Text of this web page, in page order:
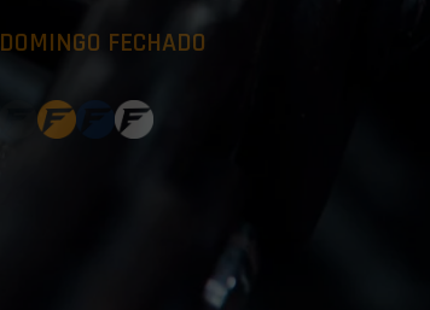
DOMINGO FECHADO